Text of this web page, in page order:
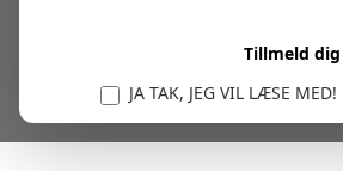
Tillmeld
JA TAK, JEG VIL LÆSE MED!